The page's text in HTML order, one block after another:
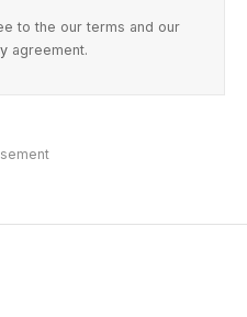
to the our terms and our
agreement.